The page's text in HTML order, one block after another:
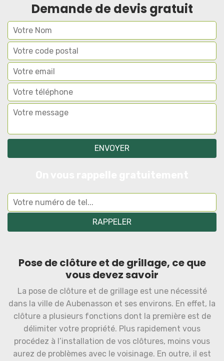
Demande de devis gratuit
Pose de clôture et de grillage, ce que
vous devez savoir
La pose de clôture et de grillage est une nécessité
dans la ville de Aubenasson et ses environs. En effet, la
clôture a plusieurs fonctions dont la première est de
délimiter votre propriété. Plus rapidement vous
procédez à l’installation de vos clôtures, moins vous
aurez de problèmes avec le voisinage. En outre, il est